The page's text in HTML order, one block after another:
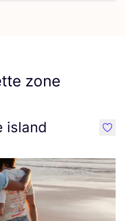
zone
island like